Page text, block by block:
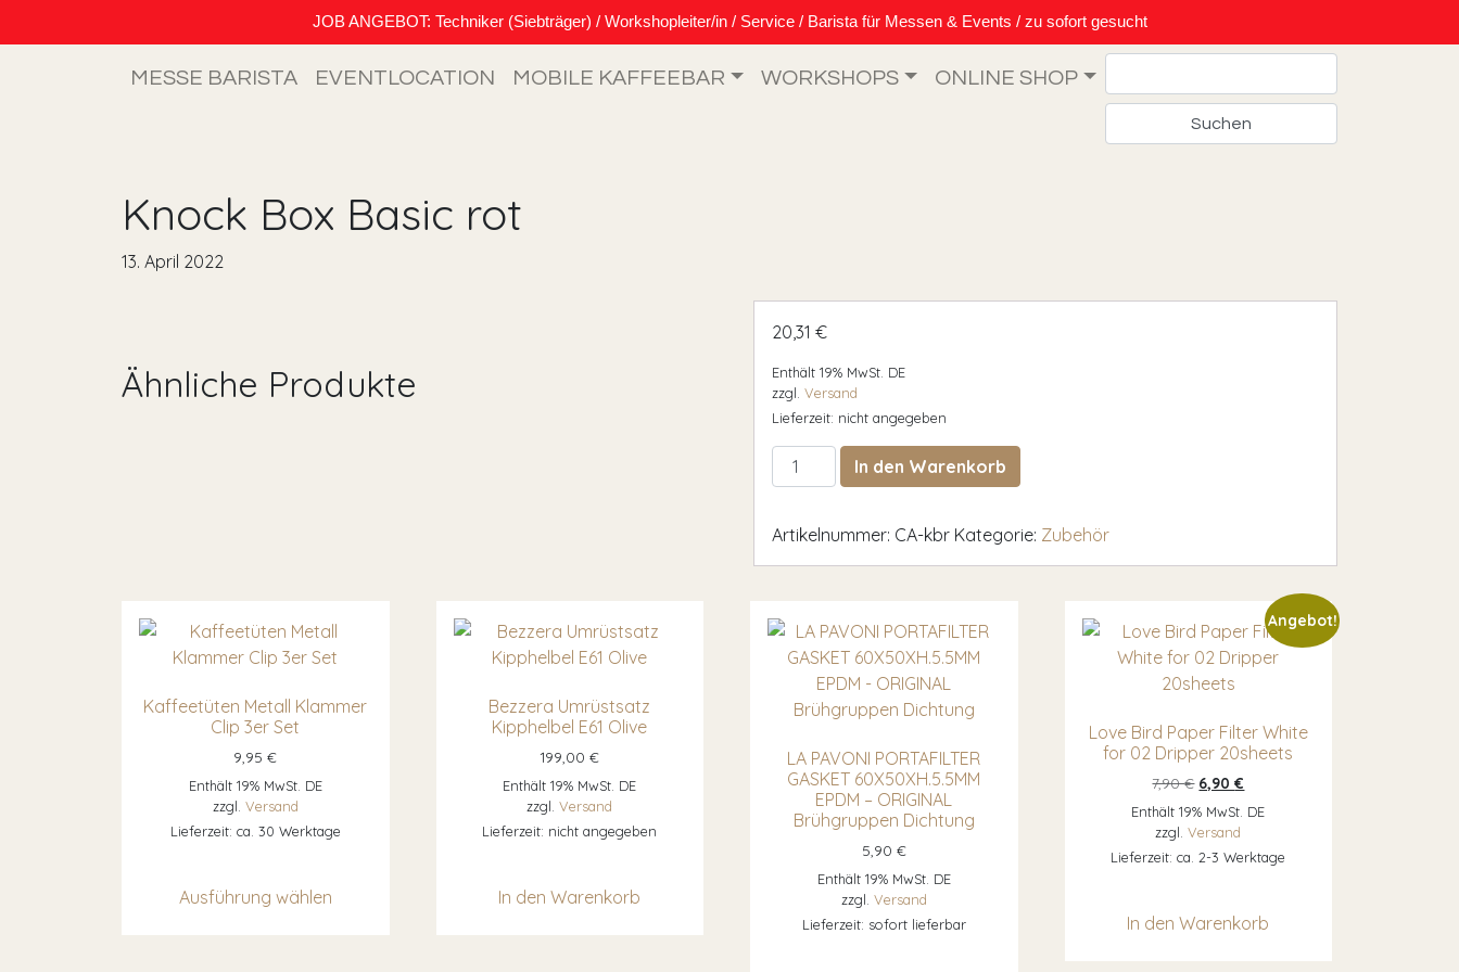
JOB ANGEBOT: Techniker (Siebträger) / Workshopleiter/in / Service / Barista für Messen & Events / zu sofort gesucht
MESSE BARISTA EVENTLOCATION MOBILE KAFFEEBAR WORKSHOPS ONLINE SHOP
Knock Box Basic rot
13. April 2022
20,31€
Enthält 19% MwSt. DE
zzgl.Versand
Lieferzeit: nicht angegeben
Knock Box Basic rot Menge
In den Warenkorb
Artikelnummer: CA-kbr Kategorie: Zubehör
Ähnliche Produkte
Kaffeetüten Metall Klammer
Clip 3er Set
9,95€
Enthält 19% MwSt. DE
zzgl. Versand
Lieferzeit: ca. 30 Werktage
Ausführung wählen
Dieses Produkt weist mehrere Varianten auf. Die Optionen können auf der Produktseite gewählt werden
Bezzera Umrüstsatz
Kipphelbel E61 Olive
199,00€
Enthält 19% MwSt. DE
zzgl.Versand
Lieferzeit: nicht angegeben
In den Warenkorb
LA PAVONI PORTAFILTER
GASKET 60X50XH.5.5MM
EPDM – ORIGINAL
Brühgruppen Dichtung
5,90 €
Enthält 19% MwSt. DE
zzgl. Versand
Lieferzeit: sofort lieferbar
Angebot!
Love Bird Paper Filter White
for 02 Dripper 20sheets
7,90€ Ursprünglicher Preis war: 7,90 €
6,90€
Enthält 19% MwSt. DE
zzgl.Versand
Lieferzeit: ca. 2-3 Werktage
In den Warenkorb